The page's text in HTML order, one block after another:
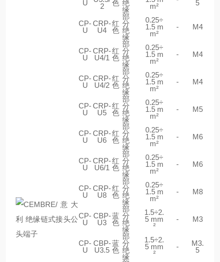
U
2
色 绝
缘
m²
5
CP-
U
CRP-
U4
红
色
部
分
绝
缘
0.25÷
1.5 m
m²
- M4
CP-
U
CRP-
U4/1
红
色
部
分
绝
缘
0.25÷
1.5 m
m²
- M4
CP-
U
CRP-
U4/2
红
色
部
分
绝
缘
0.25÷
1.5 m
m²
- M4
CP-
U
CRP-
U5
红
色
部
分
绝
缘
0.25÷
1.5 m
m²
- M5
CP-
U
CRP-
U6
红
色
部
分
绝
缘
0.25÷
1.5 m
m²
- M6
CP-
U
CRP-
U6/1
红
色
部
分
绝
缘
0.25÷
1.5 m
m²
- M6
CP-
U
CRP-
U8
红
色
部
分
绝
缘
0.25÷
1.5 m
m²
- M8
CP-
U
CBP-
U3
蓝
色
部
分
绝
缘
1.5÷2.
5 mm
²
- M3
CP-
U
CBP-
U3.5
蓝
色
部
分
绝
缘
1.5÷2.
5 mm
²
-
M3.
5